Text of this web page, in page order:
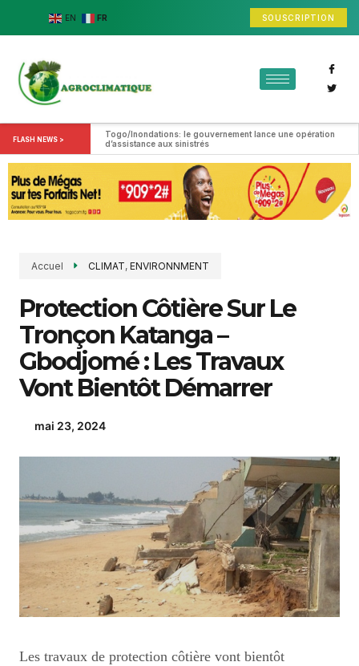
EN FR SOUSCRIPTION
FLASH NEWS >
Togo/Inondations: le gouvernement lance une opération
d’assistance aux sinistrés
Accuel CLIMAT, ENVIRONNMENT
Protection Côtière Sur Le
Tronçon Katanga –
Gbodjomé : Les Travaux
Vont Bientôt Démarrer
mai 23, 2024
Les travaux de protection côtière vont bientôt